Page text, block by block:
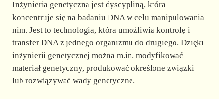
Inżynieria genetyczna jest dyscypliną, która
koncentruje się na badaniu DNA w celu manipulowania
nim. Jest to technologia, która umożliwia kontrolę i
transfer DNA z jednego organizmu do drugiego. Dzięki
inżynierii genetycznej można m.in. modyfikować
materiał genetyczny, produkować określone związki
lub rozwiązywać wady genetyczne.